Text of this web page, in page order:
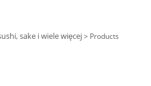
sake i wiele więcej> Products